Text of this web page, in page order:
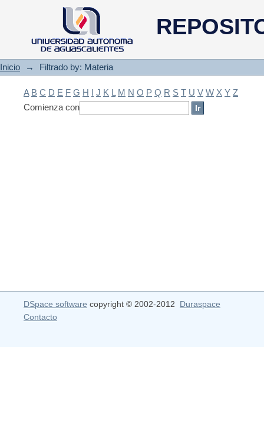
Filtrado by: Materia
Inicio → Filtrado by: Materia
A B C D E F G H I J K L M N O P Q R S T U V W X Y Z
Comienza con
DSpace software copyright © 2002-2012 Duraspace
Contacto